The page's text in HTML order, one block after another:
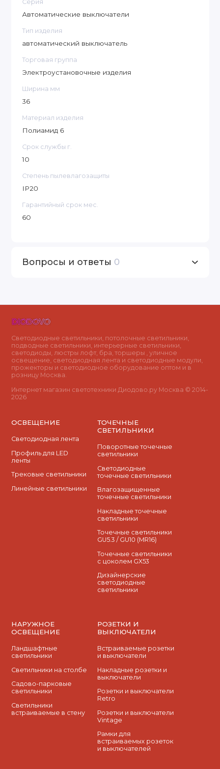
Серия
Автоматические выключатели
Тип изделия
автоматический выключатель
Торговая группа
Электроустановочные изделия
Ширина мм
36
Материал изделия
Полиамид 6
Срок службы г.
10
Степень пылевлагозащиты
IP20
Гарантийный срок мес.
60
Вопросы и ответы 0
Светодиодные светильники, потолочные светильники,
подводные светильники, интерьерные светильники,
светодиоды, люстры лофт, бра, торшеры , уличное
освещение, светодиодная лента и светодиодные модули,
прожекторы и светодиодное оборудование оптом и в
розницу Москва.
Интернет магазин светотехники Диодово.ру Москва © 2014-
2026
ОСВЕЩЕНИЕ
Светодиодная лента
Профиль для LED
ленты
Трековые светильники
Линейные светильники
ТОЧЕЧНЫЕ
СВЕТИЛЬНИКИ
Поворотные точечные
светильники
Cветодиодные
точечные светильники
Влагозащищенные
точечные светильники
Накладные точечные
светильники
Точечные светильники
GU5.3 / GU10 (MR16)
Точечные светильники
с цоколем GX53
Дизайнерские
светодиодные
светильники
НАРУЖНОЕ
ОСВЕЩЕНИЕ
Ландшафтные
светильники
Светильники на столбе
Садово-парковые
светильники
Светильники
встраиваемые в стену
РОЗЕТКИ И
ВЫКЛЮЧАТЕЛИ
Встраиваемые розетки
и выключатели
Накладные розетки и
выключатели
Розетки и выключатели
Retro
Розетки и выключатели
Vintage
Рамки для
встраиваемых розеток
и выключателей